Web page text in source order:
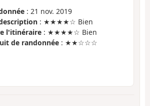
: 21 nov. 2019
: ★★★★☆ Bien
l'itinéraire : ★★★★☆ Bien
de randonnée : ★★☆☆☆